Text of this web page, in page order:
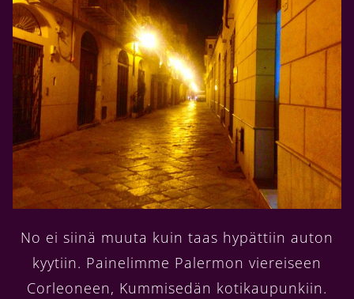
No ei siinä muuta kuin taas hypättiin auton
kyytiin. Painelimme Palermon viereiseen
Corleoneen, Kummisedän kotikaupunkiin.